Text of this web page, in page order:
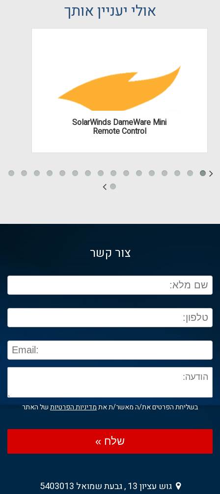
אולי יעניין אותך
SolarWinds DameWare Mini
Remote Control
צור קשר
בשליחת הפרטים את/ה מאשר/ת אתמדיניות הפרטיותשל האתר
שלח »
גוש עציון 13 , גבעת שמואל 5403013